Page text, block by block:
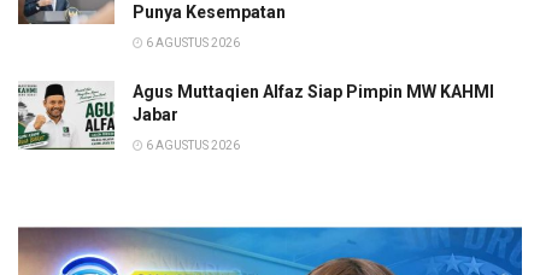
Punya Kesempatan
6 AGUSTUS 2026
Agus Muttaqien Alfaz Siap Pimpin MW KAHMI
Jabar
6 AGUSTUS 2026